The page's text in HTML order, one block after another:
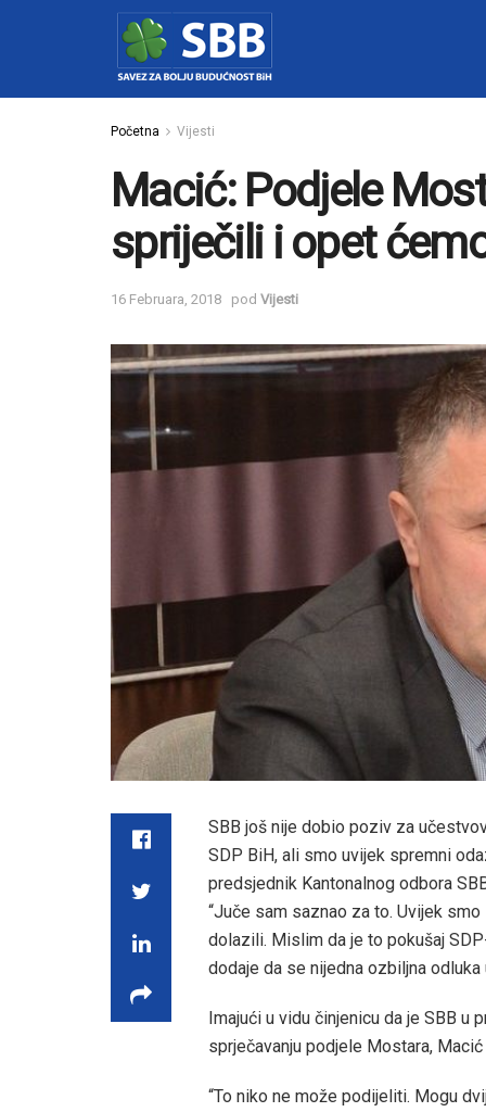
Početna Vijesti
Macić: Podjele
spriječili i opet
16 Februara, 2018 pod Vijesti
SBB još nije dobio poziv za
SDP BiH, ali smo uvijek spremni
predsjednik Kantonalnog odbora
“Juče sam saznao za to. Uvijek
dolazili. Mislim da je to pokušaj
dodaje da se nijedna ozbiljna
Imajući u vidu činjenicu da je SBB u
sprječavanju podjele Mostara,
“To niko ne može podijeliti. Mogu